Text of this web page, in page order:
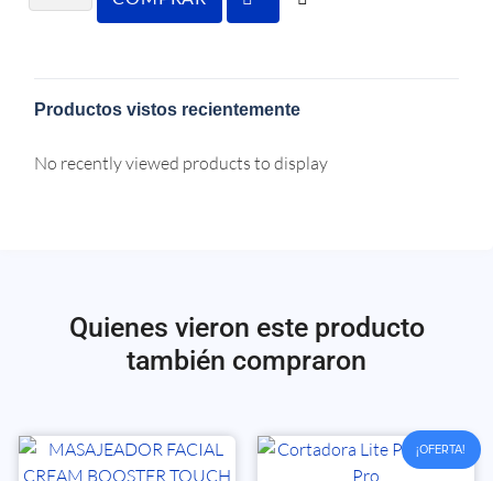
Productos vistos recientemente
No recently viewed products to display
Quienes vieron este producto
también compraron
¡OFERTA!